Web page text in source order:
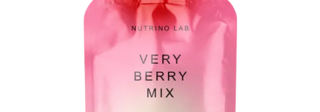
Izgubljena lozinka?